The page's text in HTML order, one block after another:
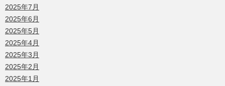
2025年7月
2025年6月
2025年5月
2025年4月
2025年3月
2025年2月
2025年1月